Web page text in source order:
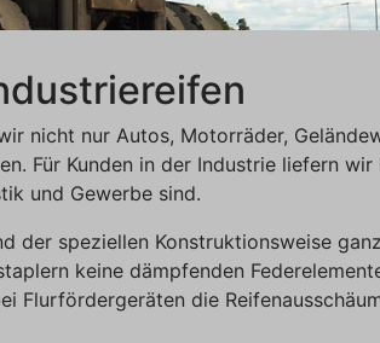
nicht nur Autos, Motorräder,
Für Kunden in der Industrie liefern
und Gewerbe sind.
der speziellen Konstruktionsweise
keine dämpfenden
Flurfördergeräten die